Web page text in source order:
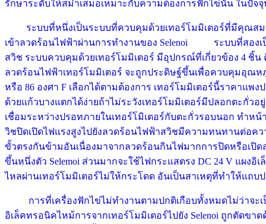
รักษาระดับให้สม่ำเสมอเหมาะกับความต้องการฟักไข่นั้น ในปัจ
ระบบที่หนึ่งเป็นระบบที่ควบคุมด้วยเทอร์โมมิเตอร์ที่มีคุณส
เข้าลวดร้อนไฟฟ้าผ่านการทำงานของ Selenoi ระบบที่สองเ
สวิช ระบบควบคุมด้วยเทอร์โมมิเตอร์ มีอุปกรณ์ที่เกี่ยวข้อง 4 ชิ้น
ลวดร้อนไฟฟ้าเทอร์โมมิเตอร์ จะถูกประดิษฐ์ขึ้นเพื่อควบคุมอุณหภู
หรือ 86 องศา F เลือกได้ตามต้องการ เทอร์โมมิเตอร์นี้ราคาแพ
ด้วยแก้วบางแตกได้ง่ายถ้าไม่ระวังเทอร์โมมิเตอร์มีปลอกตะกั่ว
เชื่อมระหว่างปรอทภายในเทอร์โมิเตอร์กับตะกั่วรอบนอก ทำห
วิชปิดเปิดไฟแรงสูงไปยังลวดร้อนไฟฟ้าสวิชมีความทนทานต่อค
ขั้วตรงกันข้ามอันเนื่องมาจากลวดร้อนกินไฟมากการปิดหรือเปิด
ขึ้นหนึ่งตัว Selemoi ส่วนมากจะใช้ไฟกระแสตรง DC 24 V แผง
ไหลผ่านเทอร์โมมิเตอร์ไม่ให้กระโดด อันเป็นสาเหตุที่ทำให้แถบ
การที่เครื่องฟักไข่ไม่ทำงานตามปกติเกือบทั้งหมดไม่ว่าจะเ
อิเล็คทรอนิคไหม้การจากเทอร์โมมิเตอร์ไปยัง Selenoi ถูกตัดขา